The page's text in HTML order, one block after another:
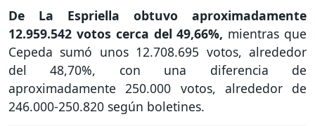
De La Espriella obtuvo aproximadamente
12.959.542 votos cerca del 49,66%, mientras que
Cepeda sumó unos 12.708.695 votos, alrededor
del 48,70%, con una diferencia de
aproximadamente 250.000 votos, alrededor de
246.000-250.820 según boletines.